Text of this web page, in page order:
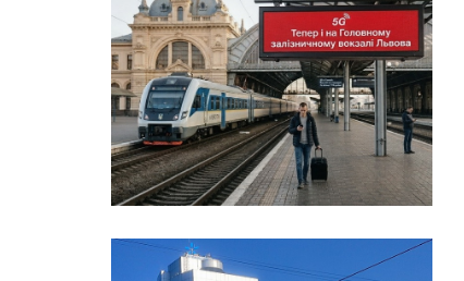
ІТ-бізнес
Консалтинг
Майбутнє
Мобільні пристрої/ПК
Периферія